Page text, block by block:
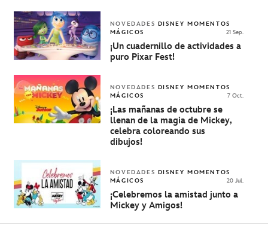
NOVEDADES DISNEY MOMENTOS
MÁGICOS
21 Sep.
¡Un cuadernillo de actividades a
puro Pixar Fest!
NOVEDADES DISNEY MOMENTOS
MÁGICOS
7 Oct.
¡Las mañanas de octubre se
llenan de la magia de Mickey,
celebra coloreando sus
dibujos!
NOVEDADES DISNEY MOMENTOS
MÁGICOS
20 Jul.
¡Celebremos la amistad junto a
Mickey y Amigos!